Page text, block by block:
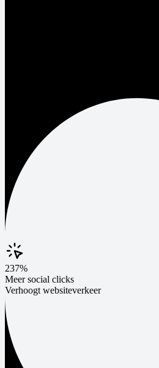
237%
Meer social clicks
Verhoogt websiteverkeer